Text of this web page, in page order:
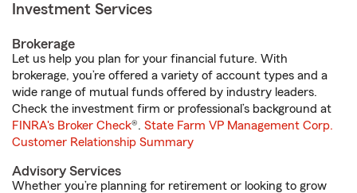
Investment Services
Brokerage
Let us help you plan for your financial future. With
brokerage, you’re offered a variety of account types and a
wide range of mutual funds offered by industry leaders.
Check the investment firm or professional’s background at
FINRA's Broker Check®. State Farm VP Management Corp.
Customer Relationship Summary
Advisory Services
Whether you’re planning for retirement or looking to grow